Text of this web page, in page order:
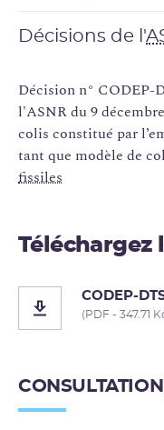
Décisions de l'
Décision n° CODEP-
l'ASNR du 9
colis constitué par
tant que modèle de
fissiles
Téléchargez
CODEP-
(PDF - 347.71